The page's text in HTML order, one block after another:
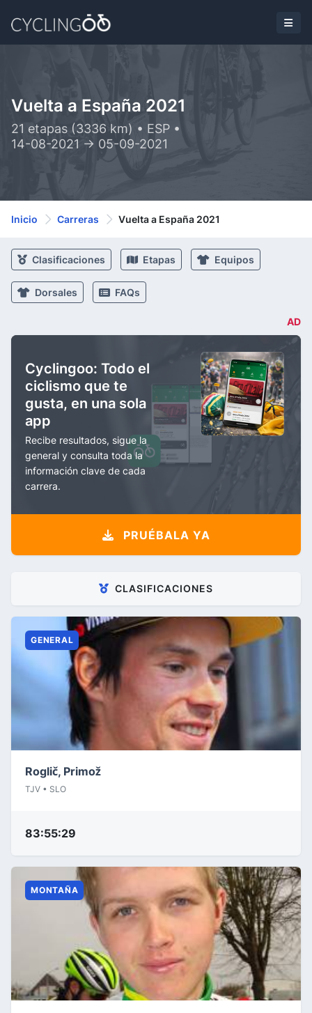
Vuelta a España 2021
21 etapas (3336 km) • ESP •
14-08-2021 -> 05-09-2021
Inicio Carreras Vuelta a España 2021
Clasificaciones Etapas Equipos
Dorsales FAQs
AD
Cyclingoo: Todo el
ciclismo que te
gusta, en una sola
app
Recibe resultados, sigue la
general y consulta toda la
información clave de cada
carrera.
PRUÉBALA YA
CLASIFICACIONES
GENERAL
Roglič, Primož
TJV • SLO
83:55:29
MONTAÑA